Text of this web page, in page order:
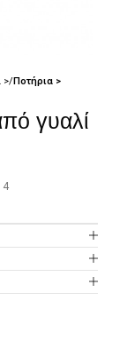
Ποτήρια
γυαλί